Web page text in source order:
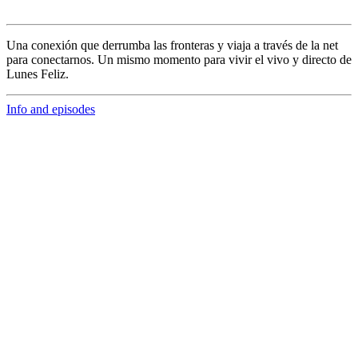
Una conexión que derrumba las fronteras y viaja a través de la net
para conectarnos. Un mismo momento para vivir el vivo y directo de
Lunes Feliz.
Info and episodes